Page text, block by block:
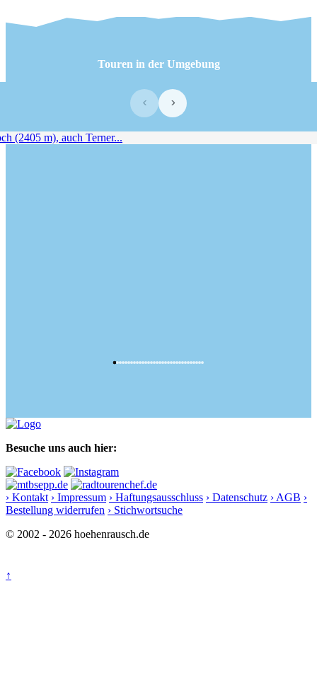
Touren in der Umgebung
‹ ›
Besuche uns auch hier:
› Kontakt › Impressum › Haftungsausschluss › Datenschutz › AGB ›
Bestellung widerrufen › Stichwortsuche
© 2002 - 2026 hoehenrausch.de
↑